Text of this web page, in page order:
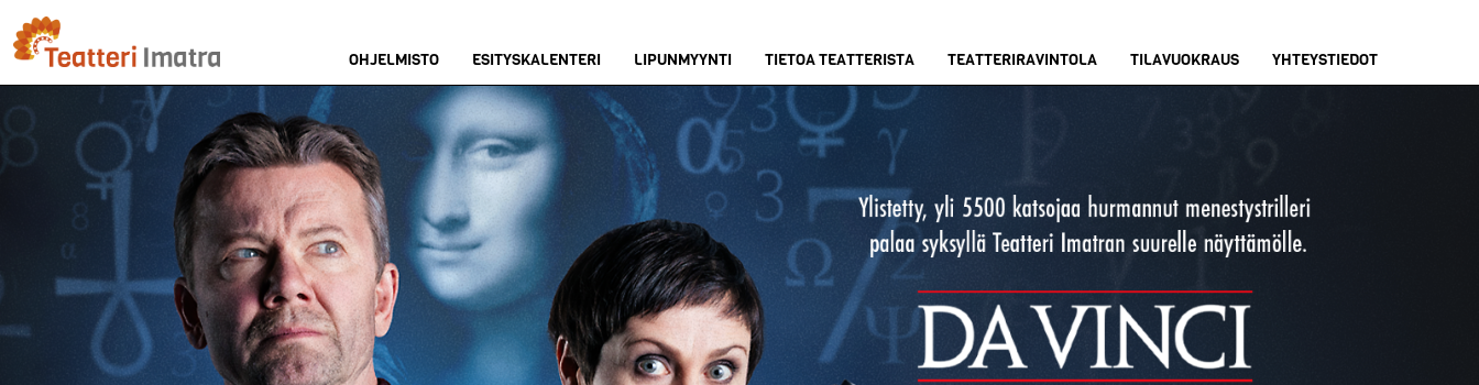
pääsisältöön
OHJELMISTO ESITYSKALENTERI LIPUNMYYNTI TIETOA TEATTERISTA TEATTERIRAVINTOLA TILAVUOKRAUS YHTEYSTIEDOT